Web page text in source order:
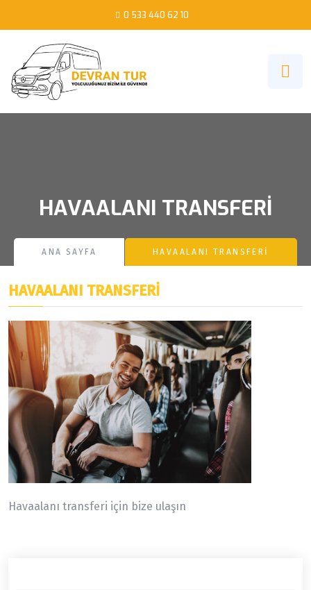
0 533 440 62 10
HAVAALANI TRANSFERİ
ANA SAYFA HAVAALANI TRANSFERİ
HAVAALANI TRANSFERİ
Havaalanı transferi için bize ulaşın